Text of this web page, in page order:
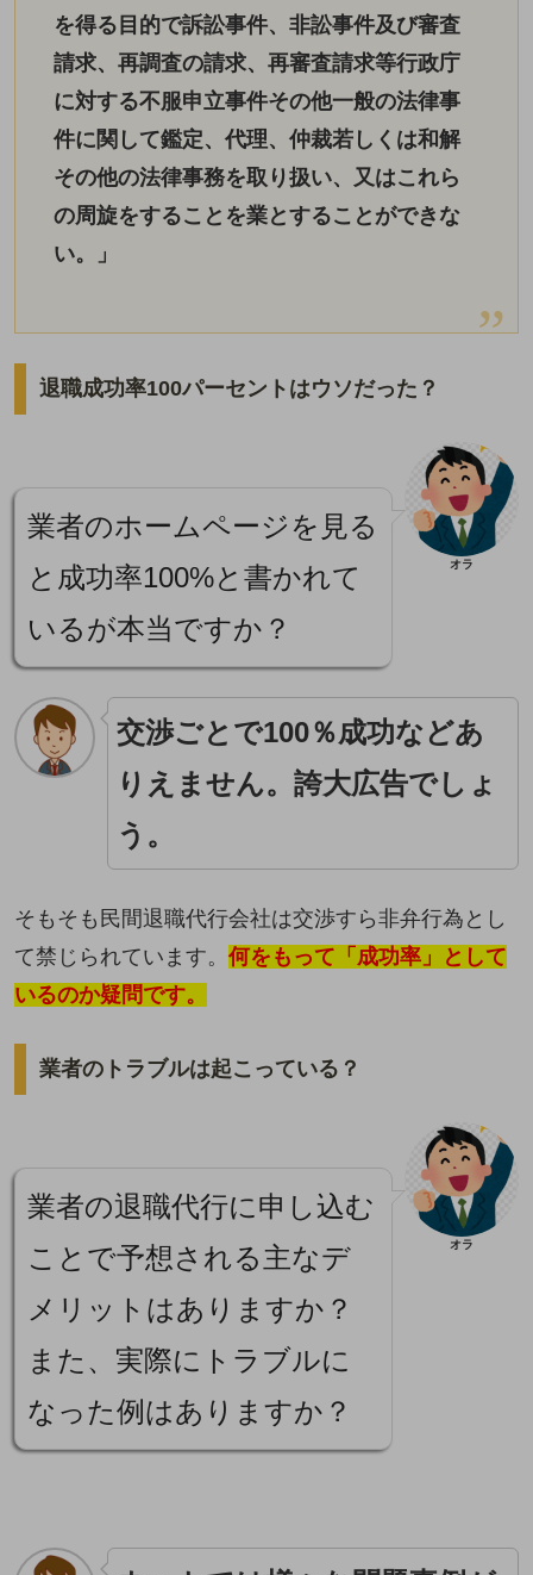
を得る目的で訴訟事件、非訟事件及び審査
請求、再調査の請求、再審査請求等行政庁
に対する不服申立事件その他一般の法律事
件に関して鑑定、代理、仲裁若しくは和解
その他の法律事務を取り扱い、又はこれら
の周旋をすることを業とすることができな
い。」
退職成功率100パーセントはウソだった？
業者のホームページを見る
と成功率100%と書かれて
いるが本当ですか？
オラ
交渉ごとで100％成功などあ
りえません。誇大広告でしょ
う。
そもそも民間退職代行会社は交渉すら非弁行為とし
て禁じられています。 何をもって「成功率」として
いるのか疑問です。
業者のトラブルは起こっている？
業者の退職代行に申し込む
ことで予想される主なデ
メリットはありますか？
また、実際にトラブルに
なった例はありますか？
オラ